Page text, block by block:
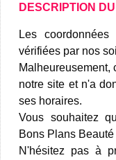
DESCRIPTION
Les
vérifiées par nos
Malheureusement,
notre site et n'a
ses horaires.
Vous souhaitez
Bons Plans Beauté
N'hésitez pas à